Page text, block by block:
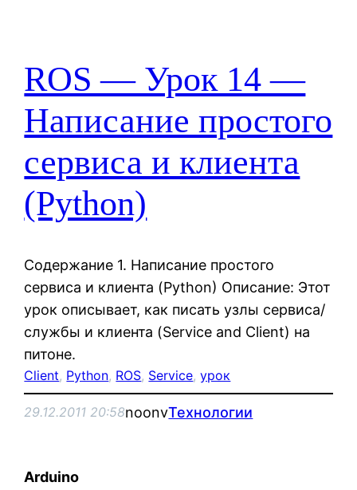
ROS — Урок 14 —
Написание простого
сервиса и клиента
(Python)
Содержание 1. Написание простого
сервиса и клиента (Python) Описание: Этот
урок описывает, как писать узлы сервиса/
службы и клиента (Service and Client) на
питоне.
Client, Python, ROS, Service, урок
29.12.2011 20:58noonvТехнологии
Arduino